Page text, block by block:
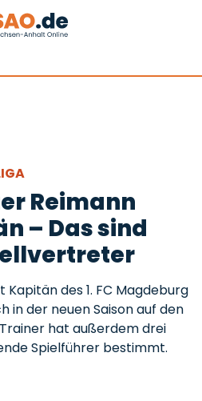
Reimann
– Das sind
des 1. FC Magdeburg
in der neuen Saison auf den
hat außerdem drei
Spielführer bestimmt.